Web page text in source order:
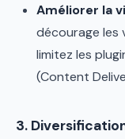
Améliorer la
décourage les
limitez les
(Content
3.